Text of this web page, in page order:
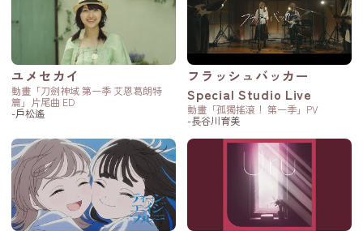
ユメセカイ
動畫「刀劍神域 第一季 艾恩葛朗特
篇」片尾曲 ED
-戶松遙
フラッシュバッカー
Special Studio Live
動畫「孤獨搖滾！ 第一季」PV
-長谷川育美